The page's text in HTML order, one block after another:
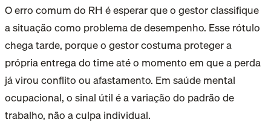
O erro comum do RH é esperar que o gestor classifique
a situação como problema de desempenho. Esse rótulo
chega tarde, porque o gestor costuma proteger a
própria entrega do time até o momento em que a perda
já virou conflito ou afastamento. Em saúde mental
ocupacional, o sinal útil é a variação do padrão de
trabalho, não a culpa individual.